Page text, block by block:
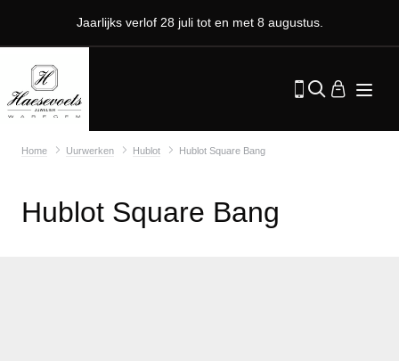
Jaarlijks verlof 28 juli tot en met 8 augustus.
Home Uurwerken Hublot Hublot Square Bang
Hublot Square Bang